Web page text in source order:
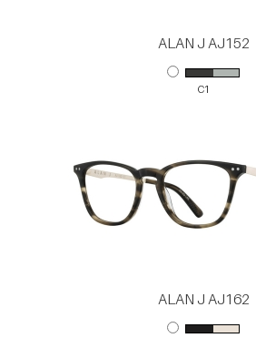
ALAN J AJ152
C1
ALAN J AJ162